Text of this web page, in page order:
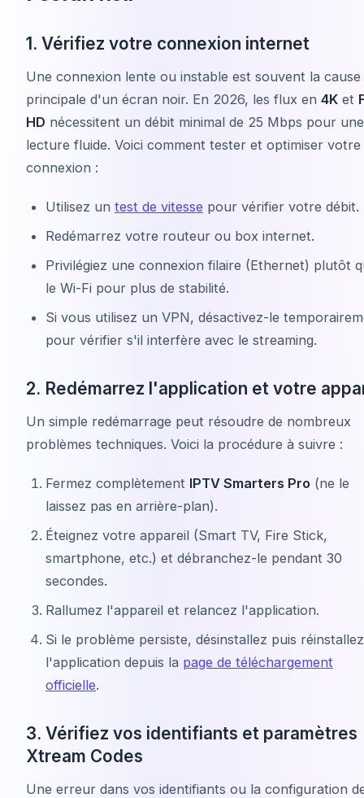
1. Vérifiez votre connexion internet
Une connexion lente ou instable est souvent la cause
principale d'un écran noir. En 2026, les flux en 4K et
HD nécessitent un débit minimal de 25 Mbps pour une
lecture fluide. Voici comment tester et optimiser votre
connexion :
Utilisez un test de vitesse pour vérifier votre débit.
Redémarrez votre routeur ou box internet.
Privilégiez une connexion filaire (Ethernet) plutôt
le Wi-Fi pour plus de stabilité.
Si vous utilisez un VPN, désactivez-le
pour vérifier s'il interfère avec le streaming.
2. Redémarrez l'application et votre
Un simple redémarrage peut résoudre de nombreux
problèmes techniques. Voici la procédure à suivre :
Fermez complètement IPTV Smarters Pro (ne le
laissez pas en arrière-plan).
Éteignez votre appareil (Smart TV, Fire Stick,
smartphone, etc.) et débranchez-le pendant 30
secondes.
Rallumez l'appareil et relancez l'application.
Si le problème persiste, désinstallez puis réinstallez
l'application depuis la page de téléchargement
officielle.
3. Vérifiez vos identifiants et paramètres
Xtream Codes
Une erreur dans vos identifiants ou la configuration